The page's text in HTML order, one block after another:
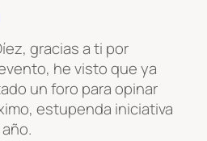
gracias a ti por
he visto que ya
un foro para opinar
estupenda iniciativa